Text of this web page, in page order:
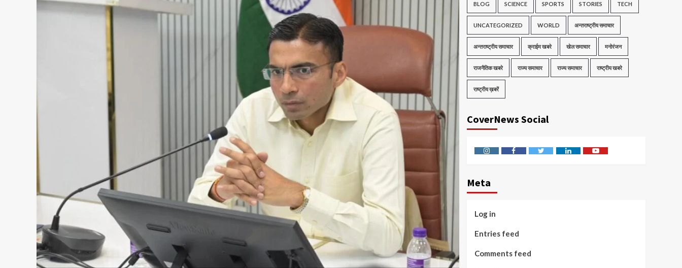
BLOG SCIENCE SPORTS STORIES TECH
UNCATEGORIZED WORLD अन्तराष्ट्रीय समाचार
अन्तराष्ट्रीय समाचार क्राईम खबरे खेल समाचार मनोरंजन
राजनैतिक खबरे राज्य समाचार राज्य समाचार राष्ट्रीय खबरे
राष्ट्रीय ख़बरें
CoverNews Social
InstagramFacebookTwitter LinkedinYoutube
Meta
Log in
Entries feed
Comments feed